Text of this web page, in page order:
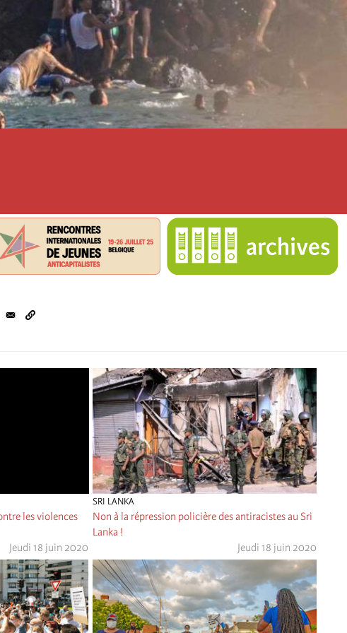
les violences
Jeudi 18 juin 2020
SRI LANKA
Non à la répression policière des antiracistes au Sri
Lanka !
Jeudi 18 juin 2020